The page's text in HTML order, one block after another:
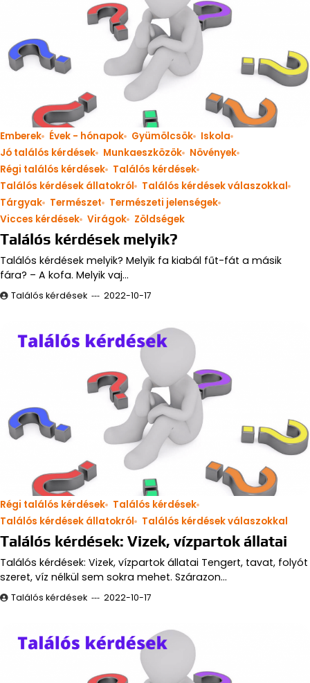
Emberek Évek - hónapok Gyümölcsök
Iskola
Jó találós kérdések
Munkaeszközök
Növények
Régi találós kérdések
Találós kérdések
Találós kérdések állatokról
Találós kérdések válaszokkal
Tárgyak
Természet
Természeti jelenségek
Vicces kérdések Virágok Zöldségek
Találós kérdések melyik?
Találós kérdések melyik? Melyik fa kiabál fűt-fát a másik
fára? – A kofa. Melyik vaj…
Találós kérdések 2022-10-17
Régi találós kérdések
Találós kérdések
Találós kérdések állatokról
Találós kérdések válaszokkal
Találós kérdések: Vizek, vízpartok állatai
Találós kérdések: Vizek, vízpartok állatai Tengert, tavat, folyót
szeret, víz nélkül sem sokra mehet. Szárazon…
Találós kérdések 2022-10-17